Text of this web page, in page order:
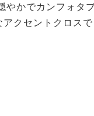
やかでカンフォタ
クセントクロスで